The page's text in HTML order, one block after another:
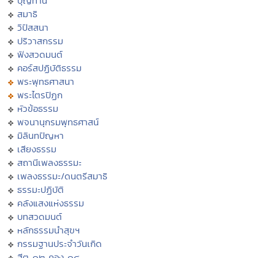
สมาธิ
วิปัสสนา
ปริวาสกรรม
ฟังสวดมนต์
คอร์สปฏิบัติธรรม
พระพุทธศาสนา
พระไตรปิฏก
หัวข้อธรรม
พจนานุกรมพุทธศาสน์
มิลินทปัญหา
เสียงธรรม
สถานีเพลงธรรมะ
เพลงธรรมะ/ดนตรีสมาธิ
ธรรมะปฏิบัติ
คลังแสงแห่งธรรม
บทสวดมนต์
หลักธรรมนำสุขฯ
กรรมฐานประจำวันเกิด